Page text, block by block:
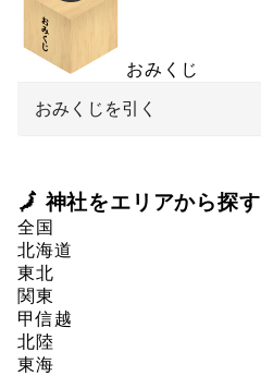
おみくじ
おみくじを引く
🗾 神社をエリアから探す
全国
北海道
東北
関東
甲信越
北陸
東海